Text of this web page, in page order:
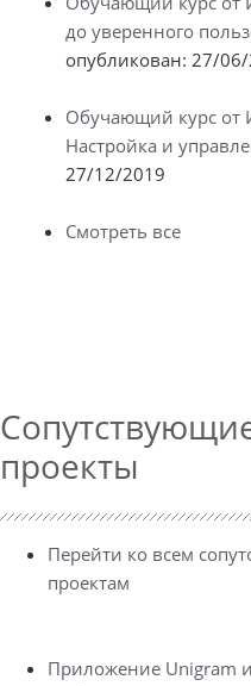
до уверенного
опубликован: 27/
Обучающий курс от
Настройка и
27/12/2019
Смотреть все
проекты
Перейти ко всем
проектам
Приложение Unigram